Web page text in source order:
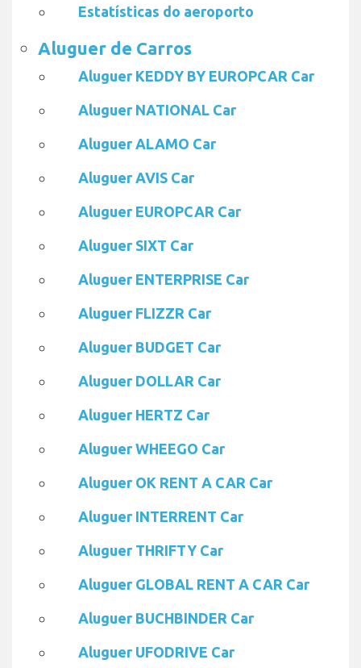
Estatísticas do aeroporto
Aluguer de Carros
Aluguer KEDDY BY EUROPCAR Car
Aluguer NATIONAL Car
Aluguer ALAMO Car
Aluguer AVIS Car
Aluguer EUROPCAR Car
Aluguer SIXT Car
Aluguer ENTERPRISE Car
Aluguer FLIZZR Car
Aluguer BUDGET Car
Aluguer DOLLAR Car
Aluguer HERTZ Car
Aluguer WHEEGO Car
Aluguer OK RENT A CAR Car
Aluguer INTERRENT Car
Aluguer THRIFTY Car
Aluguer GLOBAL RENT A CAR Car
Aluguer BUCHBINDER Car
Aluguer UFODRIVE Car